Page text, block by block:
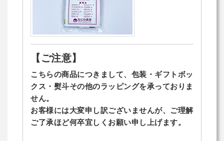
【ご注意】
こちらの商品につきまして、包装・ギフトボッ
クス・熨斗その他のラッピングを承っておりま
せん。
お客様には大変申し訳ございませんが、ご理解
ご了承ほど何卒宜しくお願い申し上げます。